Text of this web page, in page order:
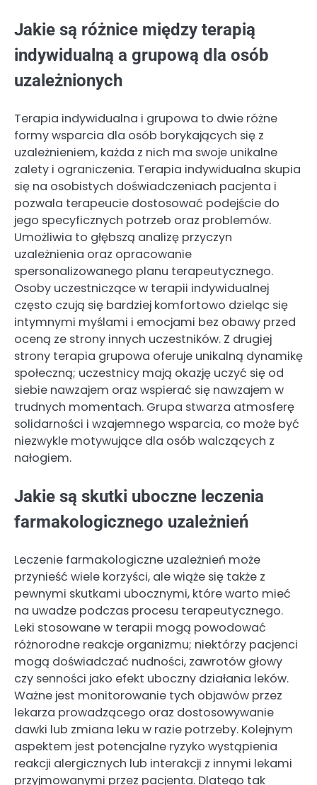
Jakie są różnice między terapią
indywidualną a grupową dla osób
uzależnionych
Terapia indywidualna i grupowa to dwie różne
formy wsparcia dla osób borykających się z
uzależnieniem, każda z nich ma swoje unikalne
zalety i ograniczenia. Terapia indywidualna skupia
się na osobistych doświadczeniach pacjenta i
pozwala terapeucie dostosować podejście do
jego specyficznych potrzeb oraz problemów.
Umożliwia to głębszą analizę przyczyn
uzależnienia oraz opracowanie
spersonalizowanego planu terapeutycznego.
Osoby uczestniczące w terapii indywidualnej
często czują się bardziej komfortowo dzieląc się
intymnymi myślami i emocjami bez obawy przed
oceną ze strony innych uczestników. Z drugiej
strony terapia grupowa oferuje unikalną dynamikę
społeczną; uczestnicy mają okazję uczyć się od
siebie nawzajem oraz wspierać się nawzajem w
trudnych momentach. Grupa stwarza atmosferę
solidarności i wzajemnego wsparcia, co może być
niezwykle motywujące dla osób walczących z
nałogiem.
Jakie są skutki uboczne leczenia
farmakologicznego uzależnień
Leczenie farmakologiczne uzależnień może
przynieść wiele korzyści, ale wiąże się także z
pewnymi skutkami ubocznymi, które warto mieć
na uwadze podczas procesu terapeutycznego.
Leki stosowane w terapii mogą powodować
różnorodne reakcje organizmu; niektórzy pacjenci
mogą doświadczać nudności, zawrotów głowy
czy senności jako efekt uboczny działania leków.
Ważne jest monitorowanie tych objawów przez
lekarza prowadzącego oraz dostosowywanie
dawki lub zmiana leku w razie potrzeby. Kolejnym
aspektem jest potencjalne ryzyko wystąpienia
reakcji alergicznych lub interakcji z innymi lekami
przyjmowanymi przez pacjenta. Dlatego tak